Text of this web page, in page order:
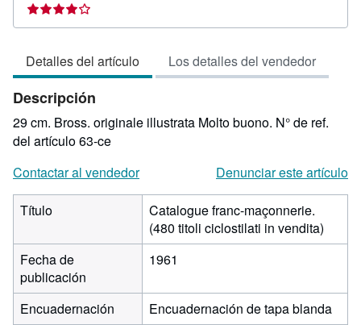
vendedor:
de
5
Detalles del artículo Los detalles del vendedor
Descripción
29 cm. Bross. originale illustrata Molto buono. N° de ref.
del artículo 63-ce
Contactar al vendedor
Denunciar este artículo
Título
Catalogue franc-maçonnerie.
(480 titoli ciclostilati in vendita)
Fecha de
publicación
1961
Encuadernación
Encuadernación de tapa blanda